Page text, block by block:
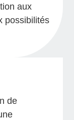
aux
possibilités
de